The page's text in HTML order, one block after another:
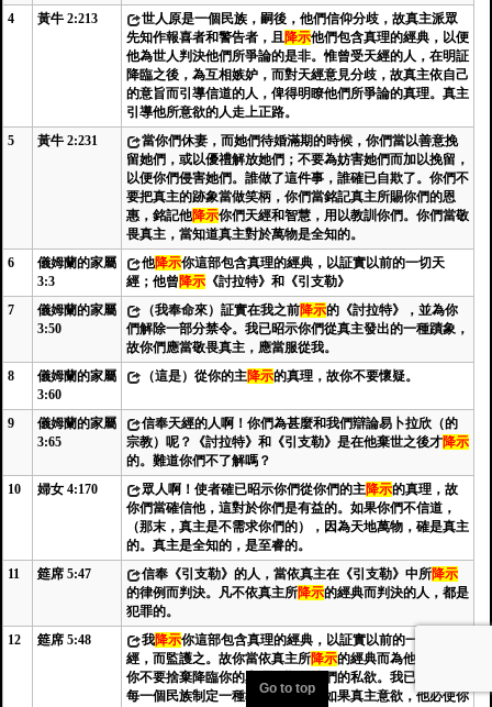
4
黃牛 2:213
世人原是一個民族，嗣後，他們信仰分歧，故真主派眾
先知作報喜者和警告者，且降示他們包含真理的經典，以便
他為世人判決他們所爭論的是非。惟曾受天經的人，在明証
降臨之後，為互相嫉妒，而對天經意見分歧，故真主依自己
的意旨而引導信道的人，俾得明瞭他們所爭論的真理。真主
引導他所意欲的人走上正路。
5
黃牛 2:231
當你們休妻，而她們待婚滿期的時候，你們當以善意挽
留她們，或以優禮解放她們；不要為妨害她們而加以挽留，
以便你們侵害她們。誰做了這件事，誰確已自欺了。你們不
要把真主的跡象當做笑柄，你們當銘記真主所賜你們的恩
惠，銘記他降示你們天經和智慧，用以教訓你們。你們當敬
畏真主，當知道真主對於萬物是全知的。
6
儀姆蘭的家屬
3:3
他降示你這部包含真理的經典，以証實以前的一切天
經；他曾 降示 《討拉特》和《引支勒》
7
儀姆蘭的家屬
3:50
（我奉命來）証實在我之前降示的《討拉特》，並為你
們解除一部分禁令。我已昭示你們從真主發出的一種蹟象，
故你們應當敬畏真主，應當服從我。
8
儀姆蘭的家屬
3:60
（這是）從你的主降示的真理，故你不要懷疑。
9
儀姆蘭的家屬
3:65
信奉天經的人啊！你們為甚麼和我們辯論易卜拉欣（的
宗教）呢？《討拉特》和《引支勒》是在他棄世之後才降示
的。難道你們不了解嗎？
10
婦女 4:170 眾人啊！使者確已昭示你們從你們的主降示的真理，故
你們當確信他，這對於你們是有益的。如果你們不信道，
（那末，真主是不需求你們的），因為天地萬物，確是真主
的。真主是全知的，是至睿的。
11
筵席 5:47 信奉《引支勒》的人，當依真主在《引支勒》中所降示
的律例而判決。凡不依真主所降示的經典而判決的人，都是
犯罪的。
12
筵席 5:48 我降示你這部包含真理的經典，以証實以前的一切天
經，而監護之。故你當依真主所降示的經典而為他們判決，
你不要捨棄降臨你的真理而順從他們的私欲。我已為你們中
每一個民族制定一種教律和法程。如果真主意欲，他必使你
Go to top